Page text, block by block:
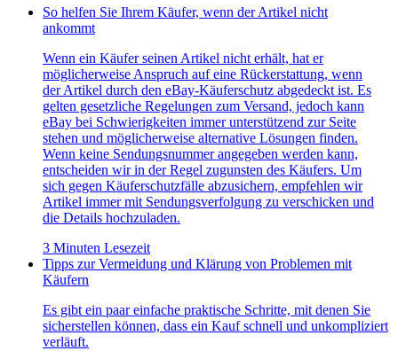
So helfen Sie Ihrem Käufer, wenn der Artikel nicht
ankommt
Wenn ein Käufer seinen Artikel nicht erhält, hat er
möglicherweise Anspruch auf eine Rückerstattung, wenn
der Artikel durch den eBay-Käuferschutz abgedeckt ist. Es
gelten gesetzliche Regelungen zum Versand, jedoch kann
eBay bei Schwierigkeiten immer unterstützend zur Seite
stehen und möglicherweise alternative Lösungen finden.
Wenn keine Sendungsnummer angegeben werden kann,
entscheiden wir in der Regel zugunsten des Käufers. Um
sich gegen Käuferschutzfälle abzusichern, empfehlen wir
Artikel immer mit Sendungsverfolgung zu verschicken und
die Details hochzuladen.
3 Minuten Lesezeit
Tipps zur Vermeidung und Klärung von Problemen mit
Käufern
Es gibt ein paar einfache praktische Schritte, mit denen Sie
sicherstellen können, dass ein Kauf schnell und unkompliziert
verläuft.